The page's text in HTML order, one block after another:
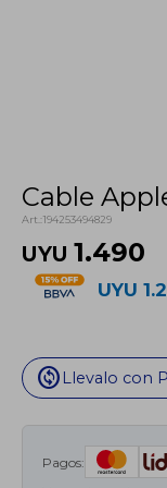
Cable
194253494829
UYU 1.490
UYU
change_circle Llevalo con
Pagos: